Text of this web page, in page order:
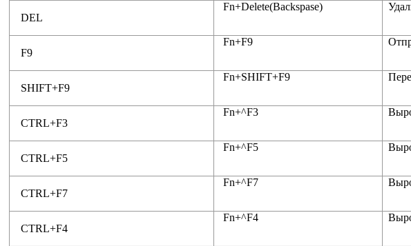
DEL
Fn+Delete(Backspase)
F9
Fn+F9
SHIFT+F9
Fn+SHIFT+F9
CTRL+F3
Fn+^F3
CTRL+F5
Fn+^F5
CTRL+F7
Fn+^F7
CTRL+F4
Fn+^F4